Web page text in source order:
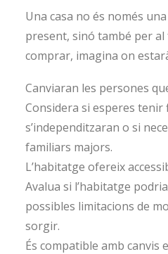
Una casa no és només
present, sinó també per al
comprar, imagina on
Canviaran les persones
Considera si esperes tenir
s’independitzaran o si
familiars majors.
L’habitatge ofereix
Avalua si l’habitatge
possibles limitacions de
sorgir.
És compatible amb canvis